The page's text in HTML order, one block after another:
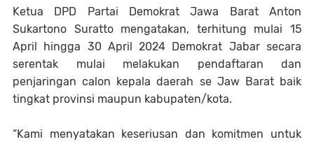
Ketua DPD Partai Demokrat Jawa Barat Anton
Sukartono Suratto mengatakan, terhitung mulai 15
April hingga 30 April 2024 Demokrat Jabar secara
serentak mulai melakukan pendaftaran dan
penjaringan calon kepala daerah se Jaw Barat baik
tingkat provinsi maupun kabupaten/kota.
“Kami menyatakan keseriusan dan komitmen untuk